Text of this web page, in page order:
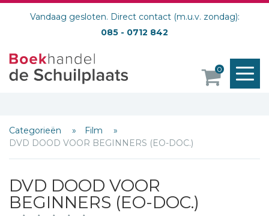
Vandaag gesloten. Direct contact (m.u.v. zondag):
085 - 0712 842
0
Categorieën
Film
DVD DOOD VOOR BEGINNERS (EO-DOC.)
DVD DOOD VOOR
BEGINNERS (EO-DOC.)